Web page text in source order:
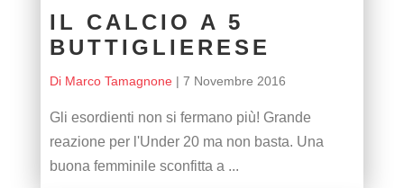
IL CALCIO A 5
BUTTIGLIERESE
Di Marco Tamagnone| 7 Novembre 2016
Gli esordienti non si fermano più! Grande
reazione per l'Under 20 ma non basta. Una
buona femminile sconfitta a ...